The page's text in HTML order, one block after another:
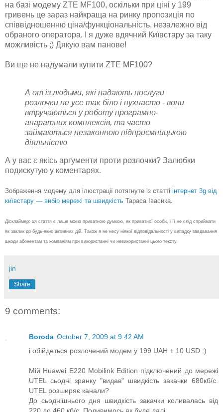
на базі модему ZTE MF100, оскільки при ціні у 199
гривень це зараз найкраща на ринку пропозиція по
співвідношенню ціна/функціональність, незалежно від
обраного оператора. І я дуже вдячний Київстару за таку
можливість ;) Дякую вам панове!
Ви ще не надумали купити ZTE MF100?
А от із людьми, які надають послуги
розлочки не усе так біло і пухнасто - вони
втручаються у роботу програмно-
апаратних комплексів, та часто
займаються незаконною підприємницькою
діяльністю
А у вас є якісь аргументи проти розлочки? Залюбки
подискутую у коментарях.
Зображення модему для ілюстрації потягнуте із статті інтернет 3g від
київстару — вибір мережі та швидкість Тараса Івасика.
Дісклаймер: ця стаття є лише моєю приватною думкою, як приватної особи, і її не слід сприймати
як заклик до будь-яких активних дій. Також я не несу ніякої відповідальності у випадку завдавання
шкоди абонентам та компаніям при використанні чи невикористанні цього тексту.
jin
Share
9 comments:
Boroda October 7, 2009 at 9:42 AM
і обійдеться розлочений модем у 199 UAH + 10 USD :)
Мій Huawei E220 Mobilink Edition підключений до мережі
UTEL сьодні зранку "видав" швидкість закачки 680кб/с.
UTEL розширяє канали?
До сьоднішнього дня швидкість закачки коливалась від